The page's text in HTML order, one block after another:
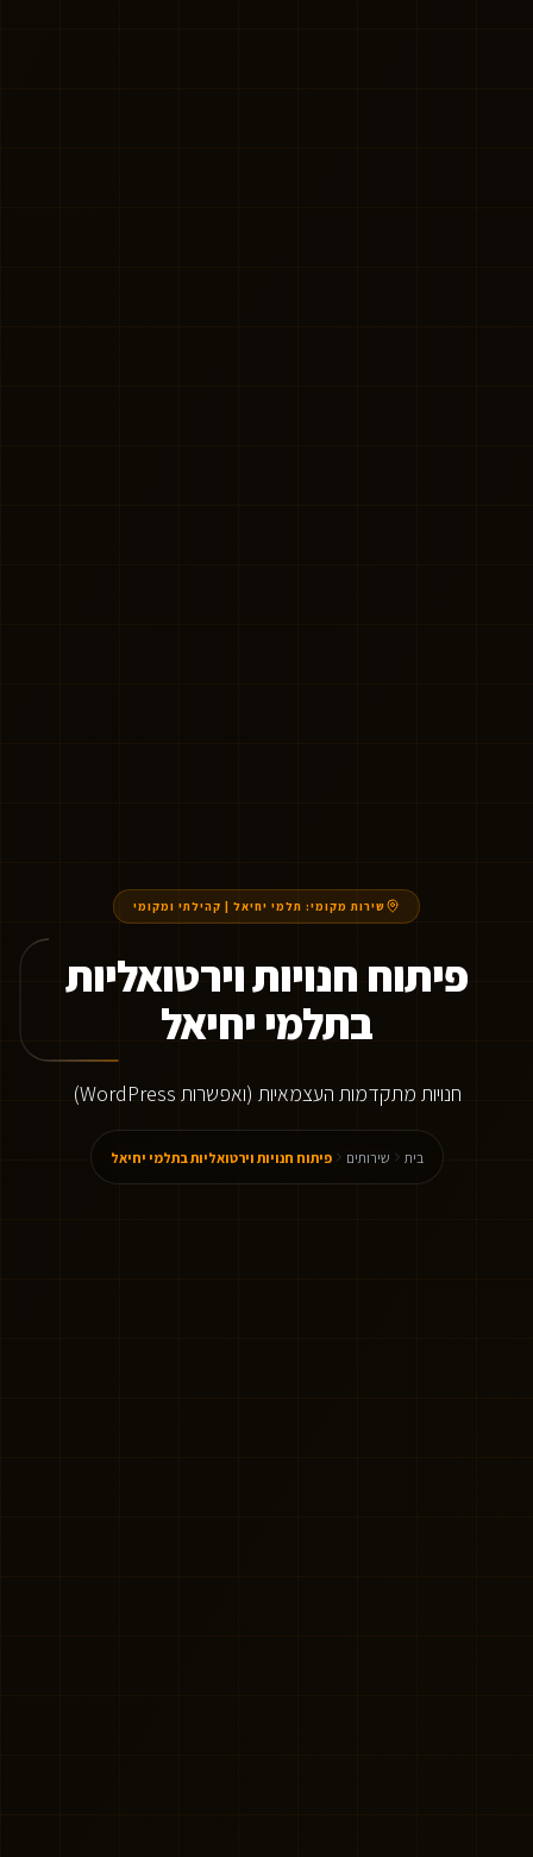
שירות מקומי: תלמי יחיאל | קהילתי ומקומי
פיתוח חנויות וירטואליות
בתלמי יחיאל
חנויות מתקדמות העצמאיות (ואפשרות WordPress)
בית שירותים פיתוח חנויות וירטואליות בתלמי יחיאל